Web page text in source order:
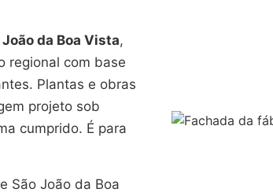
da Boa Vista,
regional com base
Plantas e obras
projeto sob
cumprido. É para
São João da Boa